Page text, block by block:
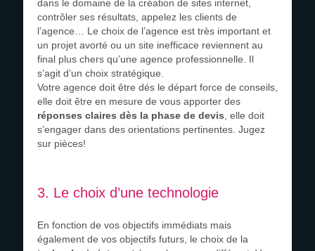
dans le domaine de la création de sites internet,
contrôler ses résultats, appelez les clients de
l’agence… Le choix de l’agence est très important et
un projet avorté ou un site inefficace reviennent au
final plus chers qu’une agence professionnelle. Il
s’agit d’un choix stratégique.
Votre agence doit être dés le départ force de conseils,
elle doit être en mesure de vous apporter des
réponses claires dès la phase de devis , elle doit
s’engager dans des orientations pertinentes. Jugez
sur pièces!
3. Le choix d’une technologie
En fonction de vos objectifs immédiats mais
également de vos objectifs futurs, le choix de la